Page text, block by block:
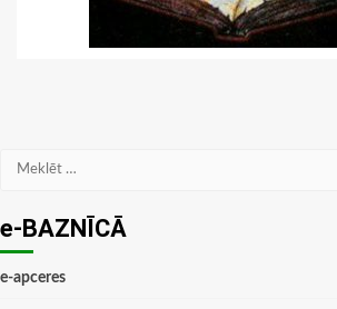
Meklēt:
e-BAZNĪCĀ
e-apceres